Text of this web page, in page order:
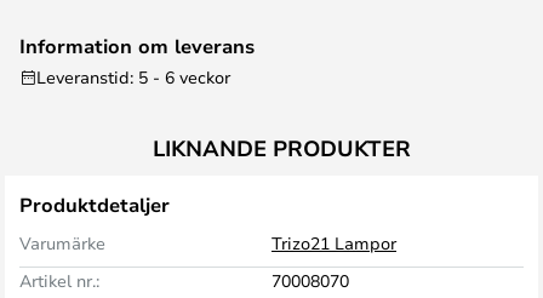
Information om leverans
Leveranstid: 5 - 6 veckor
LIKNANDE PRODUKTER
Produktdetaljer
Varumärke
Trizo21 Lampor
Artikel nr.:
70008070